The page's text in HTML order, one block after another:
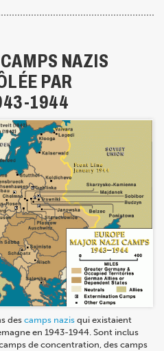
NAZIS
PAR
1944
des camps nazis qui existaient
en 1943-1944. Sont inclus
de concentration, des camps